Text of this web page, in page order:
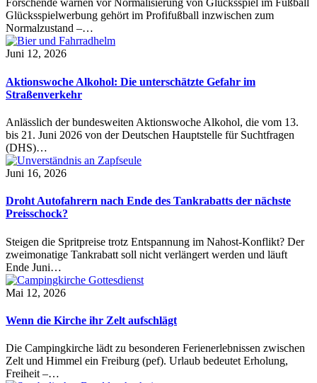
Forschende warnen vor Normalisierung von Glücksspiel im Fußball
Glücksspielwerbung gehört im Profifußball inzwischen zum
Normalzustand –…
Juni 12, 2026
Aktionswoche Alkohol: Die unterschätzte Gefahr im
Straßenverkehr
Anlässlich der bundesweiten Aktionswoche Alkohol, die vom 13.
bis 21. Juni 2026 von der Deutschen Hauptstelle für Suchtfragen
(DHS)…
Juni 16, 2026
Droht Autofahrern nach Ende des Tankrabatts der nächste
Preisschock?
Steigen die Spritpreise trotz Entspannung im Nahost-Konflikt? Der
zweimonatige Tankrabatt soll nicht verlängert werden und läuft
Ende Juni…
Mai 12, 2026
Wenn die Kirche ihr Zelt aufschlägt
Die Campingkirche lädt zu besonderen Ferienerlebnissen zwischen
Zelt und Himmel ein Freiburg (pef). Urlaub bedeutet Erholung,
Freiheit –…